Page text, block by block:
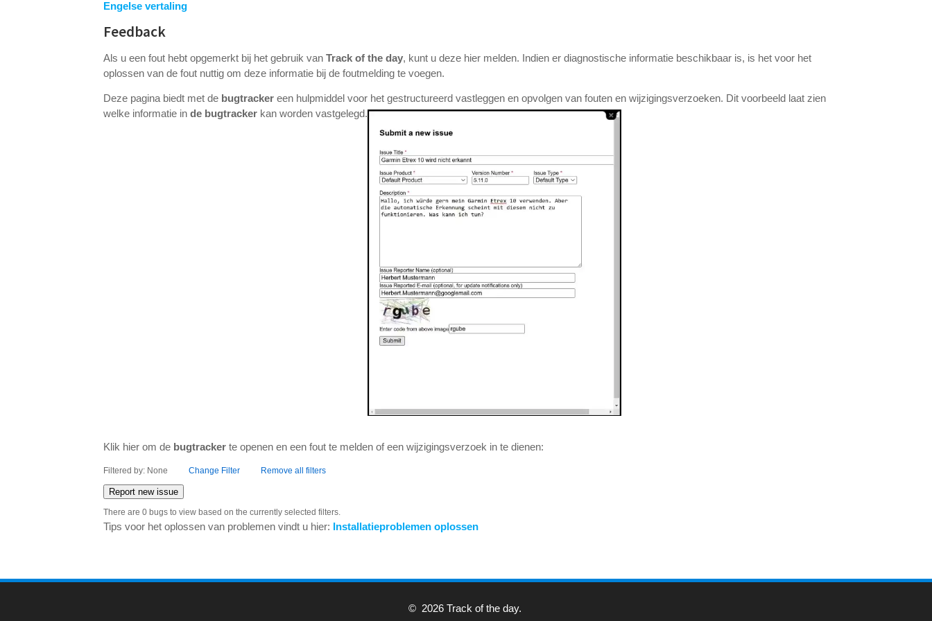
Engelse vertaling
Feedback
Als u een fout hebt opgemerkt bij het gebruik vanTrack of the day, kunt u deze hier melden. Indien er diagnostische informatie beschikbaar is, is het voor het
oplossen van de fout nuttig om deze informatie bij de foutmelding te voegen.
Deze pagina biedt met de bugtracker een hulpmiddel voor het gestructureerd vastleggen en opvolgen van fouten en wijzigingsverzoeken. Dit voorbeeld laat zien
welke informatie inde bugtracker kan worden vastgelegd.
Klik hier om de bugtracker te openen en een fout te melden of een wijzigingsverzoek in te dienen:
Filtered by: NoneChange Filter Remove all filters
Report new issue
There are 0 bugs to view based on the currently selected filters.
Tips voor het oplossen van problemen vindt u hier: Installatieproblemen oplossen
© 2026 Track of the day.